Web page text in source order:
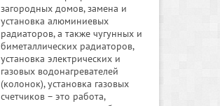
загородных домов, замена и
установка алюминиевых
радиаторов, а также чугунных и
биметаллических радиаторов,
установка электрических и
газовых водонагревателей
(колонок), установка газовых
счетчиков – это работа,